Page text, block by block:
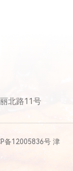
北路11号
备12005836号 津